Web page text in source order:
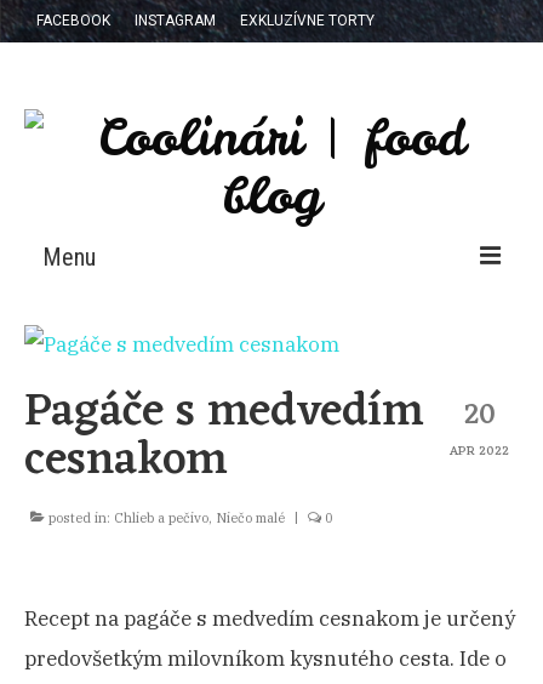
FACEBOOK INSTAGRAM EXKLUZÍVNE TORTY
Menu
E-BOOK
KTO SME?
SPOLUPRÁCE
KONTAKT
20
APR 2022
Pagáče s medvedím
cesnakom
posted in: Chlieb a pečivo, Niečo malé 0
Recept na pagáče s medvedím cesnakom je určený
predovšetkým milovníkom kysnutého cesta. Ide o